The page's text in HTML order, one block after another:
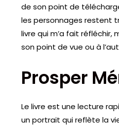
de son point de
les personnages restent
livre qui m’a fait réfléchir,
son point de vue ou à
Prosper
Le livre est une lecture
un portrait qui reflète la